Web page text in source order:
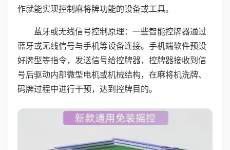
作就能实现控制麻将牌功能的设备或工具。
蓝牙或无线信号控制原理：一些智能控牌器通过
蓝牙或无线信号与手机等设备连接。手机端软件预设
好牌型等指令，发送信号给控牌器，控牌器接收到信
号后驱动内部微型电机或机械结构，在麻将机洗牌、
码牌过程中进行干预，达到控牌目的。